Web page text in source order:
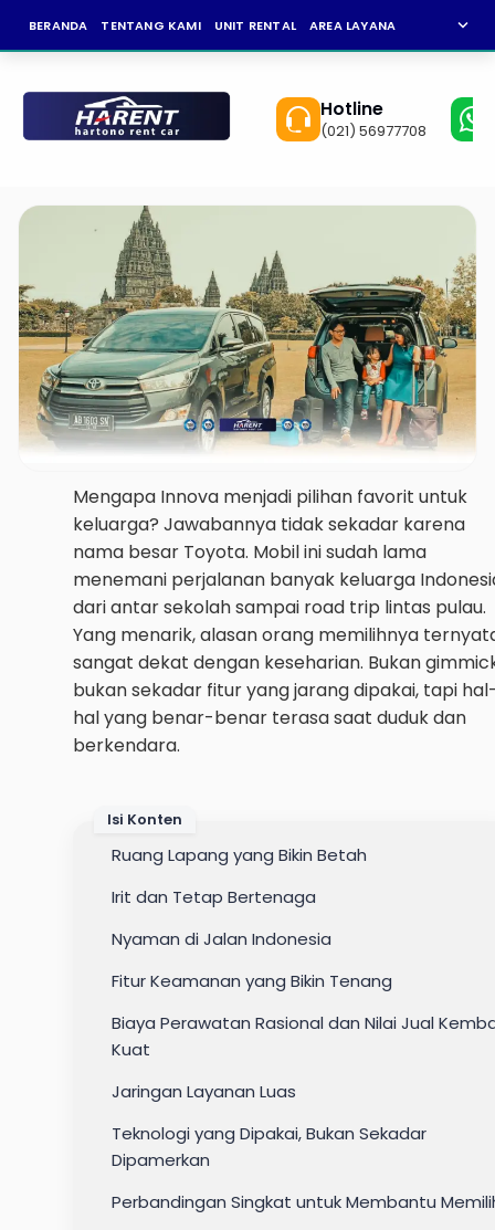
BERANDA TENTANG KAMI UNIT RENTAL AREA LAYANAN expand_more
Hotline
(021) 56977708
Mengapa Innova menjadi pilihan favorit untuk
keluarga? Jawabannya tidak sekadar karena
nama besar Toyota. Mobil ini sudah lama
menemani perjalanan banyak keluarga
dari antar sekolah sampai road trip lintas pulau.
Yang menarik, alasan orang memilihnya
sangat dekat dengan keseharian. Bukan
bukan sekadar fitur yang jarang dipakai, tapi
hal yang benar-benar terasa saat duduk dan
berkendara.
Isi Konten
Ruang Lapang yang Bikin Betah
Irit dan Tetap Bertenaga
Nyaman di Jalan Indonesia
Fitur Keamanan yang Bikin Tenang
Biaya Perawatan Rasional dan Nilai Jual
Kuat
Jaringan Layanan Luas
Teknologi yang Dipakai, Bukan Sekadar
Dipamerkan
Perbandingan Singkat untuk Membantu